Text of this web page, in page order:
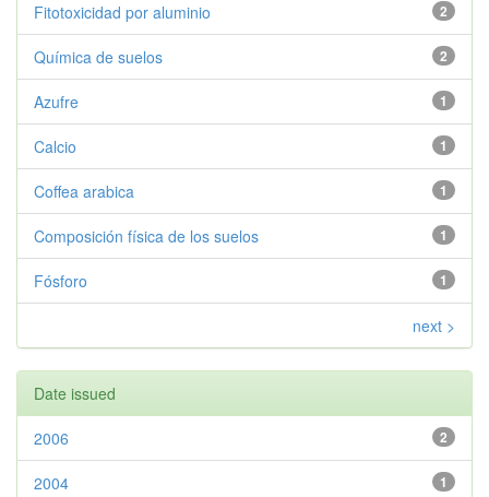
2
Fitotoxicidad por aluminio
2
Química de suelos
1
Azufre
1
Calcio
1
Coffea arabica
1
Composición física de los suelos
1
Fósforo
next >
Date issued
2
2006
1
2004